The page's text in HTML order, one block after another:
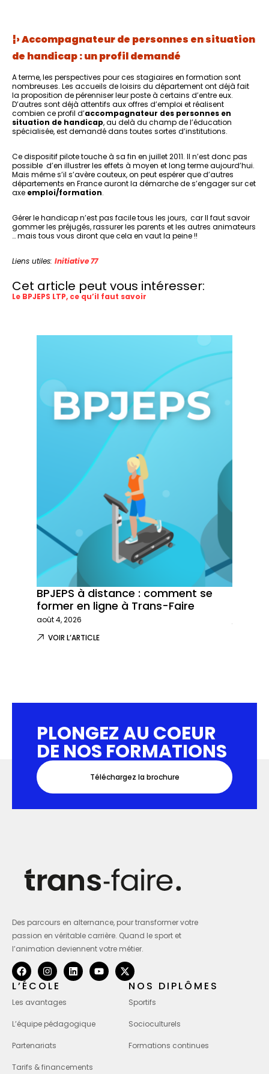
¦› Accompagnateur de personnes en situation
de handicap : un profil demandé
A terme, les perspectives pour ces stagiaires en formation sont
nombreuses. Les accueils de loisirs du département ont déjà fait
la proposition de pérenniser leur poste à certains d’entre eux.
D’autres sont déjà attentifs aux offres d’emploi et réalisent
combien ce profil d’accompagnateur des personnes en
situation de handicap, au delà du champ de l’éducation
spécialisée, est demandé dans toutes sortes d’institutions.
Ce dispositif pilote touche à sa fin en juillet 2011. Il n’est donc pas
possible d’en illustrer les effets à moyen et long terme aujourd’hui.
Mais même s’il s’avère couteux, on peut espérer que d’autres
départements en France auront la démarche de s’engager sur cet
axe emploi/formation.
Gérer le handicap n’est pas facile tous les jours, car Il faut savoir
gommer les préjugés, rassurer les parents et les autres animateurs
… mais tous vous diront que cela en vaut la peine !!
Liens utiles: Initiative 77
Cet article peut vous intéresser:
Le BPJEPS LTP, ce qu’il faut savoir
BPJEPS à distance : comment se
former en ligne à Trans-Faire
août 4, 2026
VOIR L’ARTICLE
PLONGEZ AU COEUR
DE NOS FORMATIONS
Téléchargez la brochure
Des parcours en alternance, pour transformer votre
passion en véritable carrière. Quand le sport et
l’animation deviennent votre métier.
L’ÉCOLE
Les avantages
L’équipe pédagogique
Partenariats
Tarifs & financements
NOS DIPLÔMES
Sportifs
Socioculturels
Formations continues